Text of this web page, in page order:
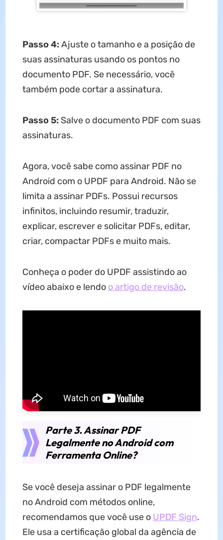
Passo 4: Ajuste o tamanho e a posição de
suas assinaturas usando os pontos no
documento PDF. Se necessário, você
também pode cortar a assinatura.
Passo 5: Salve o documento PDF com suas
assinaturas.
Agora, você sabe como assinar PDF no
Android com o UPDF para Android. Não se
limita a assinar PDFs. Possui recursos
infinitos, incluindo resumir, traduzir,
explicar, escrever e solicitar PDFs, editar,
criar, compactar PDFs e muito mais.
Conheça o poder do UPDF assistindo ao
vídeo abaixo e lendo o artigo de revisão.
Parte 3. Assinar PDF
Legalmente no Android com
Ferramenta Online?
Se você deseja assinar o PDF legalmente
no Android com métodos online,
recomendamos que você use o UPDF Sign.
Ele usa a certificação global da agência de